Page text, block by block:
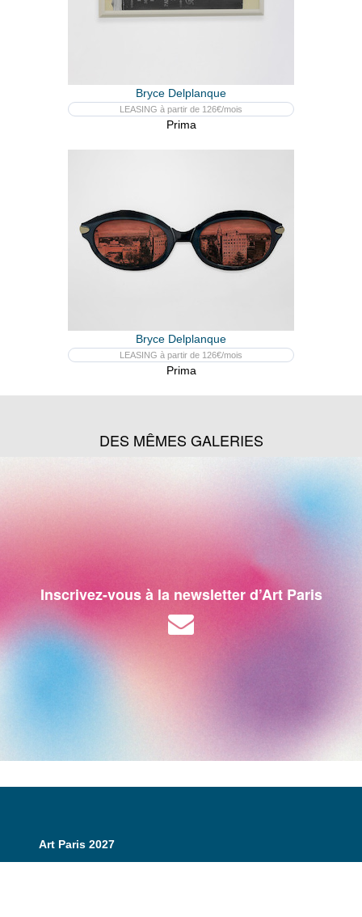
Bryce Delplanque
LEASING à partir de 126€/mois
Prima
Bryce Delplanque
LEASING à partir de 126€/mois
Prima
DES MÊMES GALERIES
Inscrivez-vous à la newsletter d’Art Paris
Art Paris 2027